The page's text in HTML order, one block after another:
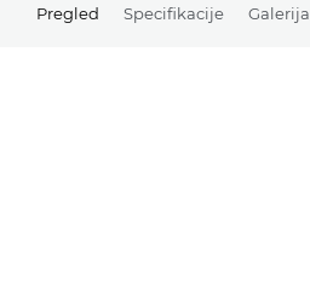
Pregled Specifikacije Galerija